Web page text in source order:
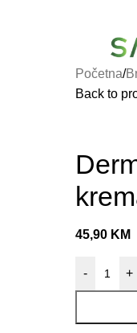
Početna/
Back to
45,90 KM
- +